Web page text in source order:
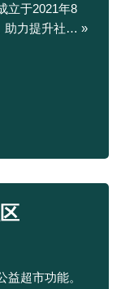
立于2021年8
助力提升社… »
超市功能。